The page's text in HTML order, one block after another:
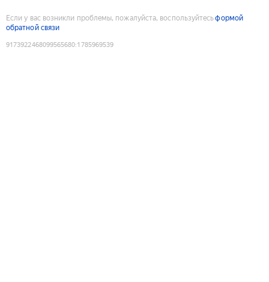
Если у вас возникли проблемы, пожалуйста, воспользуйтесьформой
обратной связи
9173922468099565680:1785969539